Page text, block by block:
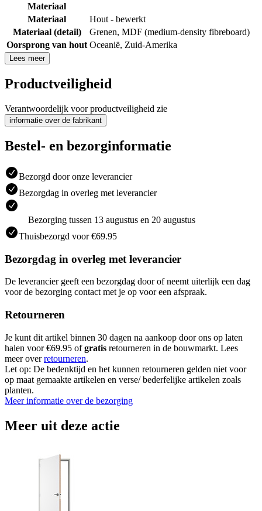
Materiaal
Materiaal
Hout - bewerkt
Materiaal (detail)
Grenen, MDF (medium-density fibreboard)
Oorsprong van hout Oceanië, Zuid-Amerika
Lees meer
Productveiligheid
Verantwoordelijk voor productveiligheid zie
informatie over de fabrikant
Bestel- en bezorginformatie
Bezorgd door onze leverancier
Bezorgdag in overleg met leverancier
Bezorging tussen 13 augustus en 20 augustus
Thuisbezorgd voor €69.95
Bezorgdag in overleg met leverancier
De leverancier geeft een bezorgdag door of neemt uiterlijk een dag
voor de bezorging contact met je op voor een afspraak.
Retourneren
Je kunt dit artikel binnen 30 dagen na aankoop door ons op laten
halen voor €69.95 ofgratis retourneren in de bouwmarkt. Lees
meer overretourneren.
Let op: De bedenktijd en het kunnen retourneren gelden niet voor
op maat gemaakte artikelen en verse/ bederfelijke artikelen zoals
planten.
Meer informatie over de bezorging
Meer uit deze actie